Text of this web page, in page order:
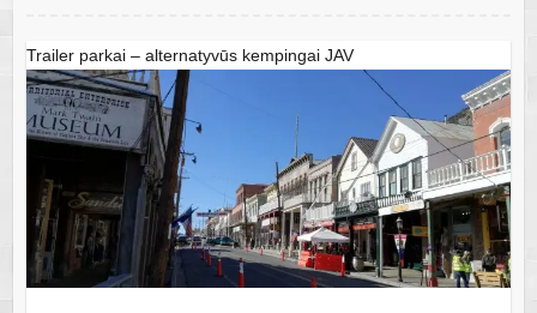
Trailer parkai – alternatyvūs kempingai JAV